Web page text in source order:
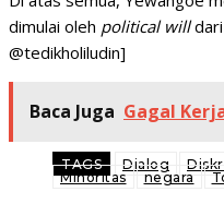
dimulai oleh political will
@tedikholiludin]
Baca Juga Gagal
TAGS Dialog
Minoritas
negara